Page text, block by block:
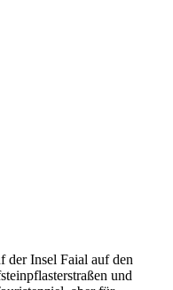
der Insel Faial auf den
und